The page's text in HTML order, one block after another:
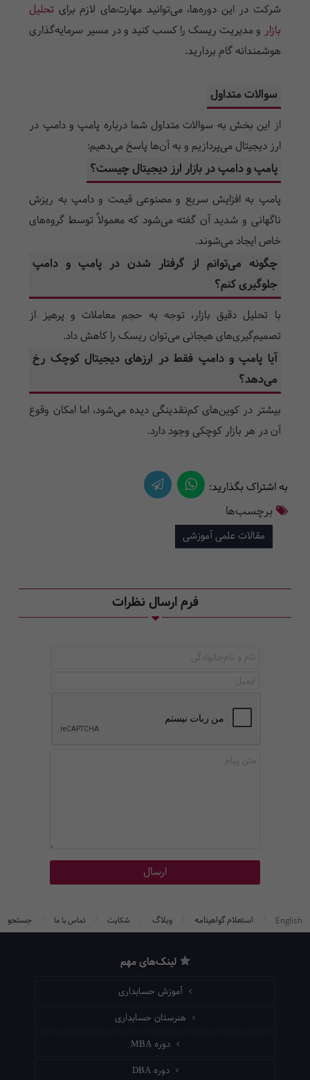
شرکت در این دوره‌ها، می‌توانید مهارت‌های لازم برای تحلیل
بازار و مدیریت ریسک را کسب کنید و در مسیر سرمایه‌گذاری
هوشمندانه گام بردارید.
سوالات متداول
از این بخش به سوالات متداول شما درباره پامپ و دامپ در
ارز دیجیتال می‌پردازیم و به آن‌ها پاسخ می‌دهیم:
پامپ و دامپ در بازار ارز دیجیتال چیست؟
پامپ به افزایش سریع و مصنوعی قیمت و دامپ به ریزش
ناگهانی و شدید آن گفته می‌شود که معمولاً توسط گروه‌های
خاص ایجاد می‌شوند.
چگونه می‌توانم از گرفتار شدن در پامپ و دامپ
جلوگیری کنم؟
با تحلیل دقیق بازار، توجه به حجم معاملات و پرهیز از
تصمیم‌گیری‌های هیجانی می‌توان ریسک را کاهش داد.
آیا پامپ و دامپ فقط در ارزهای دیجیتال کوچک رخ
می‌دهد؟
بیشتر در کوین‌های کم‌نقدینگی دیده می‌شود، اما امکان وقوع
آن در هر بازار کوچکی وجود دارد.
به اشتراک بگذارید:
برچسب‌ها
مقالات علمی آموزشی
فرم ارسال نظرات
English استعلام گواهینامه وبلاگ شکایت تماس با ما جستجو
لینک‌های مهم
آموزش حسابداری
هنرستان حسابداری
دوره MBA
دوره DBA